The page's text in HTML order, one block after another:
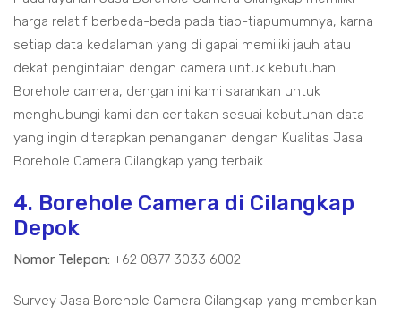
harga relatif berbeda-beda pada tiap-tiapumumnya, karna
setiap data kedalaman yang di gapai memiliki jauh atau
dekat pengintaian dengan camera untuk kebutuhan
Borehole camera, dengan ini kami sarankan untuk
menghubungi kami dan ceritakan sesuai kebutuhan data
yang ingin diterapkan penanganan dengan Kualitas Jasa
Borehole Camera Cilangkap yang terbaik.
4. Borehole Camera di Cilangkap
Depok
Nomor Telepon: +62 0877 3033 6002
Survey Jasa Borehole Camera Cilangkap yang memberikan